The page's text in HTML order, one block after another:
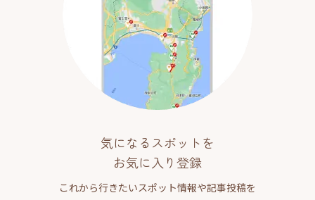
気になるスポットを
お気に入り登録
これから行きたいスポット情報や記事投稿を